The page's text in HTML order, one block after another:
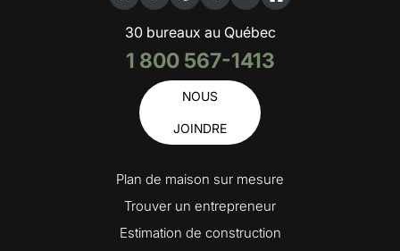
30 bureaux au Québec
1 800 567-1413
NOUS
JOINDRE
Plan de maison sur mesure
Trouver un entrepreneur
Estimation de construction